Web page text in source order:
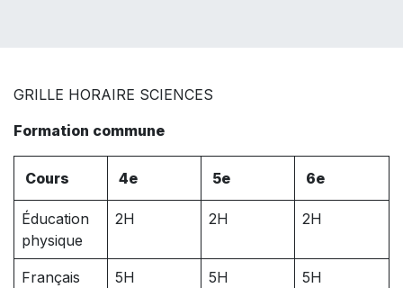
GRILLE HORAIRE SCIENCES
Formation commune
Cours 4e 5e 6e
Éducation
physique
2H 2H 2H
Français 5H 5H 5H